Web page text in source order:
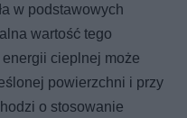
w podstawowych
wartość tego
cieplnej może
powierzchni i przy
o stosowanie